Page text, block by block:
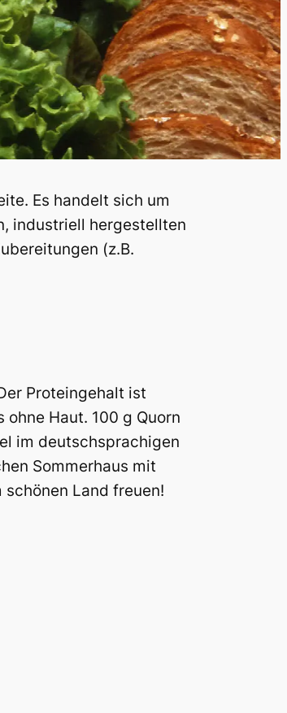
Es handelt sich um
industriell hergestellten
(z.B.
Proteingehalt ist
Haut. 100 g Quorn
im deutschsprachigen
Sommerhaus mit
Land freuen!